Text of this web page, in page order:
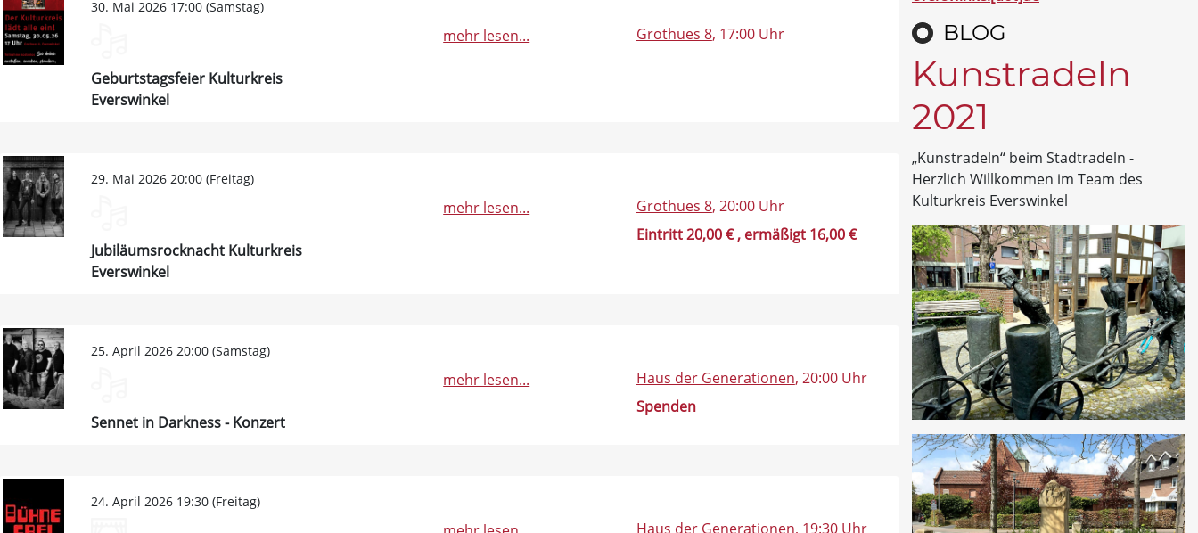
30. Mai 2026 17:00 (Samstag)
Geburtstagsfeier Kulturkreis
Everswinkel
mehr lesen... Grothues 8, 17:00 Uhr
29. Mai 2026 20:00 (Freitag)
Jubiläumsrocknacht Kulturkreis
Everswinkel
mehr lesen... Grothues 8, 20:00 Uhr
Eintritt 20,00 €, ermäßigt 16,00 €
25. April 2026 20:00 (Samstag)
Sennet in Darkness - Konzert
mehr lesen... Haus der Generationen, 20:00 Uhr
Spenden
24. April 2026 19:30 (Freitag)
Haus der Generationen, 19:30 Uhr
BLOG
Kunstradeln
2021
„Kunstradeln“ beim Stadtradeln -
Herzlich Willkommen im Team des
Kulturkreis Everswinkel